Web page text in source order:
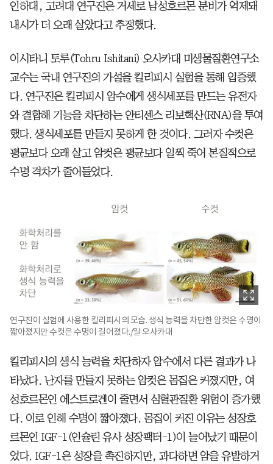
인하대, 고려대 연구진은 거세로 남성호르몬 분비가 억제돼
내시가 더 오래 살았다고 추정했다.
이시타니 토루(Tohru Ishitani) 오사카대 미생물질환연구소
교수는 국내 연구진의 가설을 킬리피시 실험을 통해 입증했
다. 연구진은 킬리피시 암수에게 생식세포를 만드는 유전자
와 결합해 기능을 차단하는 안티센스 리보핵산(RNA)을 투여
했다. 생식세포를 만들지 못하게 한 것이다. 그러자 수컷은
평균보다 오래 살고 암컷은 평균보다 일찍 죽어 본질적으로
수명 격차가 줄어들었다.
연구진이 실험에 사용한 킬리피시의 모습. 생식 능력을 차단한 암컷은 수명이
짧아졌지만 수컷은 수명이 길어졌다./일 오사카대
킬리피시의 생식 능력을 차단하자 암수에서 다른 결과가 나
타났다. 난자를 만들지 못하는 암컷은 몸집은 커졌지만, 여
성호르몬인 에스트로겐이 줄면서 심혈관질환 위험이 증가했
다. 이로 인해 수명이 짧아졌다. 몸집이 커진 이유는 성장호
르몬인 IGF-1(인슐린 유사 성장팩터-1)이 늘어났기 때문이
었다. IGF-1은 성장을 촉진하지만, 과다하면 암을 유발하거